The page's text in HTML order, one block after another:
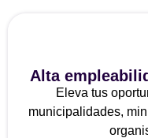
Alta
Eleva tus
municipalidades,